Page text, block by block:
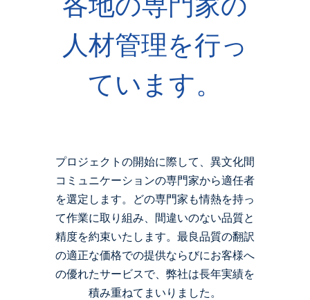
人材管理を行っ
ています。
プロジェクトの開始に際して、異文化間
コミュニケーションの専門家から適任者
を選定します。どの専門家も情熱を持っ
て作業に取り組み、間違いのない品質と
精度を約束いたします。最良品質の翻訳
の適正な価格での提供ならびにお客様へ
の優れたサービスで、弊社は長年実績を
積み重ねてまいりました。